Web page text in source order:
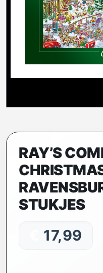
RAY’S
CHRISTMAS
STUKJES
17,99